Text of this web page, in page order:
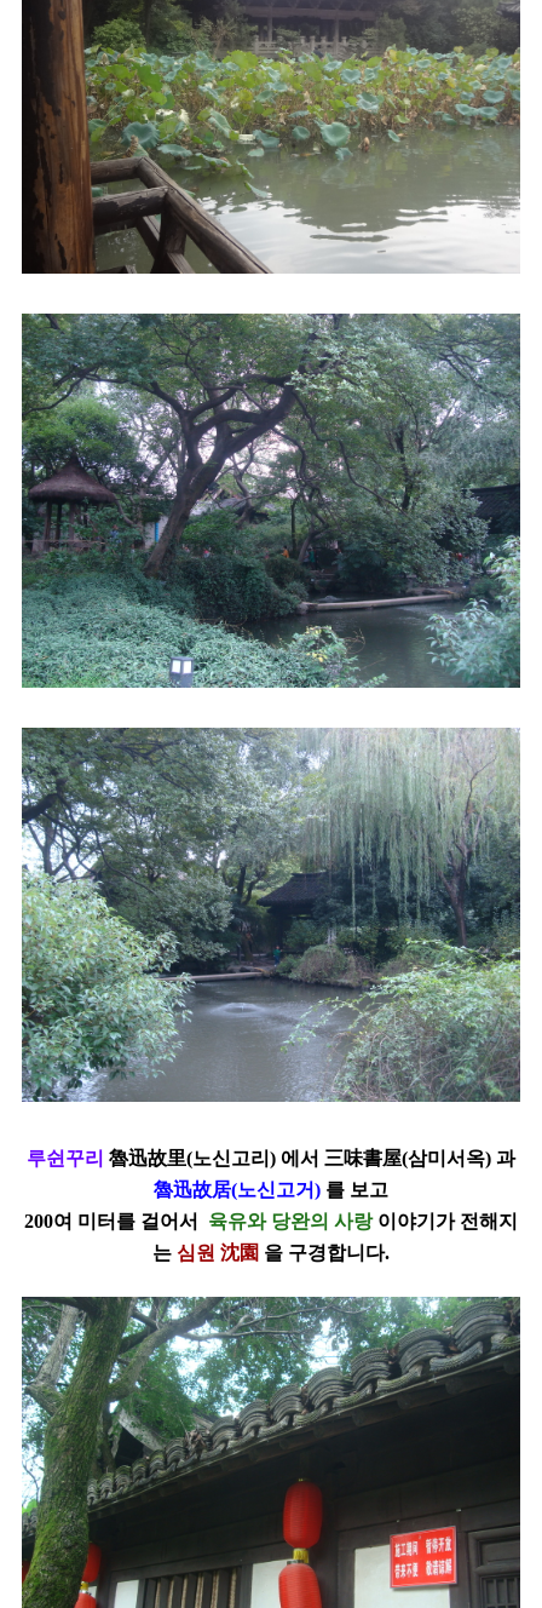
루쉰꾸리 魯迅故里(노신고리 ) 에서 三味書屋(삼미서옥) 과
魯迅故居(노신고거) 를 보고
200여 미터를 걸어서
육유와 당완의 사랑 이야기가 전해지
는 심원 沈園 을 구경합니다.